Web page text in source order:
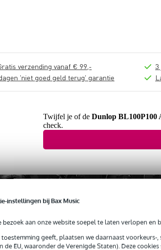
instellingen bij Bax Music
bezoek aan onze website soepel te laten verlopen en
toestemming geeft, plaatsen we daarnaast voorkeurs-
de EU, waaronder de Verenigde Staten). Deze
verzending vanaf € 99,-
'niet goed geld terug' garantie
3
Twijfel je of de Dunlop BL100P100
check.